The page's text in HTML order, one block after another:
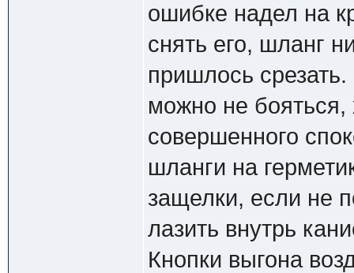
ошибке надел на
снять его, шланг
пришлось
можно не
совершенного
шланги на
защелки, если не
лазить внутрь
Кнопки выгона